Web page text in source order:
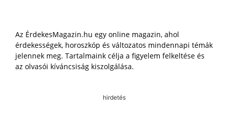
Az ÉrdekesMagazin.hu egy online magazin, ahol
érdekességek, horoszkóp és változatos mindennapi témák
jelennek meg. Tartalmaink célja a figyelem felkeltése és
az olvasói kíváncsiság kiszolgálása.
hirdetés